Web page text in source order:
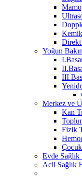
Yoğun
Merkez ve
Kan
Fizik
Evde
Acil Sağlık